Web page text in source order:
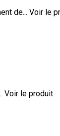
de... Voir le
Voir le produit